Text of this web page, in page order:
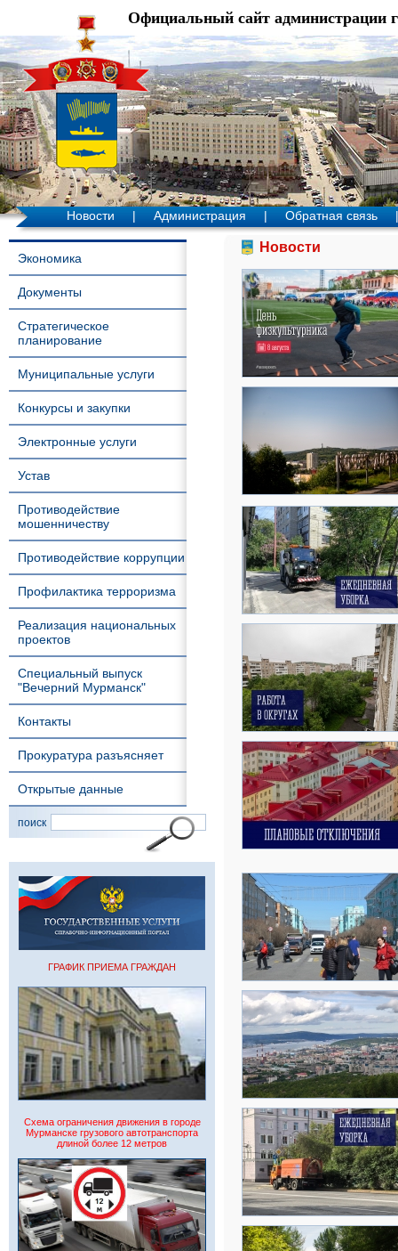
Официальный сайт администрации
Новости | Администрация | Обратная связь |
Экономика
Документы
Стратегическое
планирование
Муниципальные услуги
Конкурсы и закупки
Электронные услуги
Устав
Противодействие
мошенничеству
Противодействие коррупции
Профилактика терроризма
Реализация национальных
проектов
Специальный выпуск
"Вечерний Мурманск"
Контакты
Прокуратура разъясняет
Открытые данные
поиск
ГРАФИК ПРИЕМА ГРАЖДАН
Схема ограничения движения в городе
Мурманске грузового автотранспорта
длиной более 12 метров
Новости